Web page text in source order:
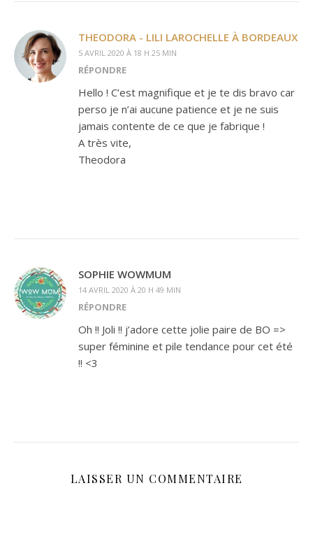
THEODORA - LILI LAROCHELLE À BORDEAUX
5 AVRIL 2020 À 18 H 25 MIN
RÉPONDRE
Hello ! C’est magnifique et je te dis bravo car
perso je n’ai aucune patience et je ne suis
jamais contente de ce que je fabrique !
A très vite,
Theodora
SOPHIE WOWMUM
14 AVRIL 2020 À 20 H 49 MIN
RÉPONDRE
Oh !! Joli !! j’adore cette jolie paire de BO =>
super féminine et pile tendance pour cet été
!! <3
LAISSER UN COMMENTAIRE